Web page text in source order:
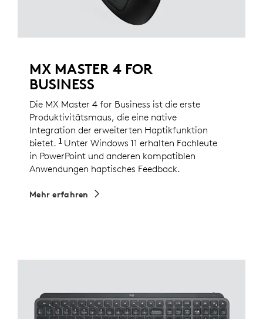
MX MASTER 4 FOR
BUSINESS
Die MX Master 4 for Business ist die erste
Produktivitätsmaus, die eine native
Integration der erweiterten Haptikfunktion
bietet. 1 Bestehende Benutzer können diese
Unter Windows 11 erhalten Fachleute
in PowerPoint und anderen kompatiblen
Anwendungen haptisches Feedback.
Mehr erfahren